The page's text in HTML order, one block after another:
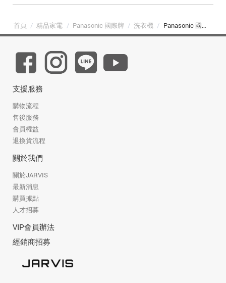
首頁 / 精品家電 / Panasonic 國際牌 / 洗衣機 / Panasonic 國際牌 NA-V105NDH-W 強效抑菌系列 10.5kg 滾筒洗衣機 釉光白
支援服務
購物流程
售後服務
會員權益
退換貨流程
關於我們
關於JARVIS
最新消息
購買據點
人才招募
VIP會員辦法
經銷商招募